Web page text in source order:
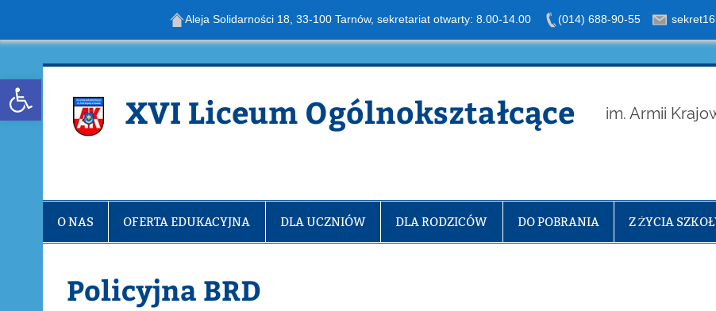
Open toolbar
Aleja Solidarności 18, 33-100 Tarnów, sekretariat otwarty: 8.00-14.00 (014) 688-90-55
Skip
XVI Liceum Ogólnokształcące im. Armii
O NAS OFERTA EDUKACYJNA DLA UCZNIÓW DLA RODZICÓW DO POBRANIA Z ŻYCIA
Policyjna BRD